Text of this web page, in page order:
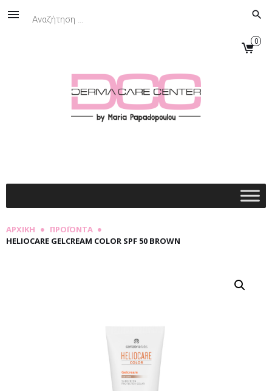
0
για:
search
ΑΡΧΙΚΉ ● ΠΡΟΪΌΝΤΑ ●
HELIOCARE GELCREAM COLOR SPF 50 BROWN